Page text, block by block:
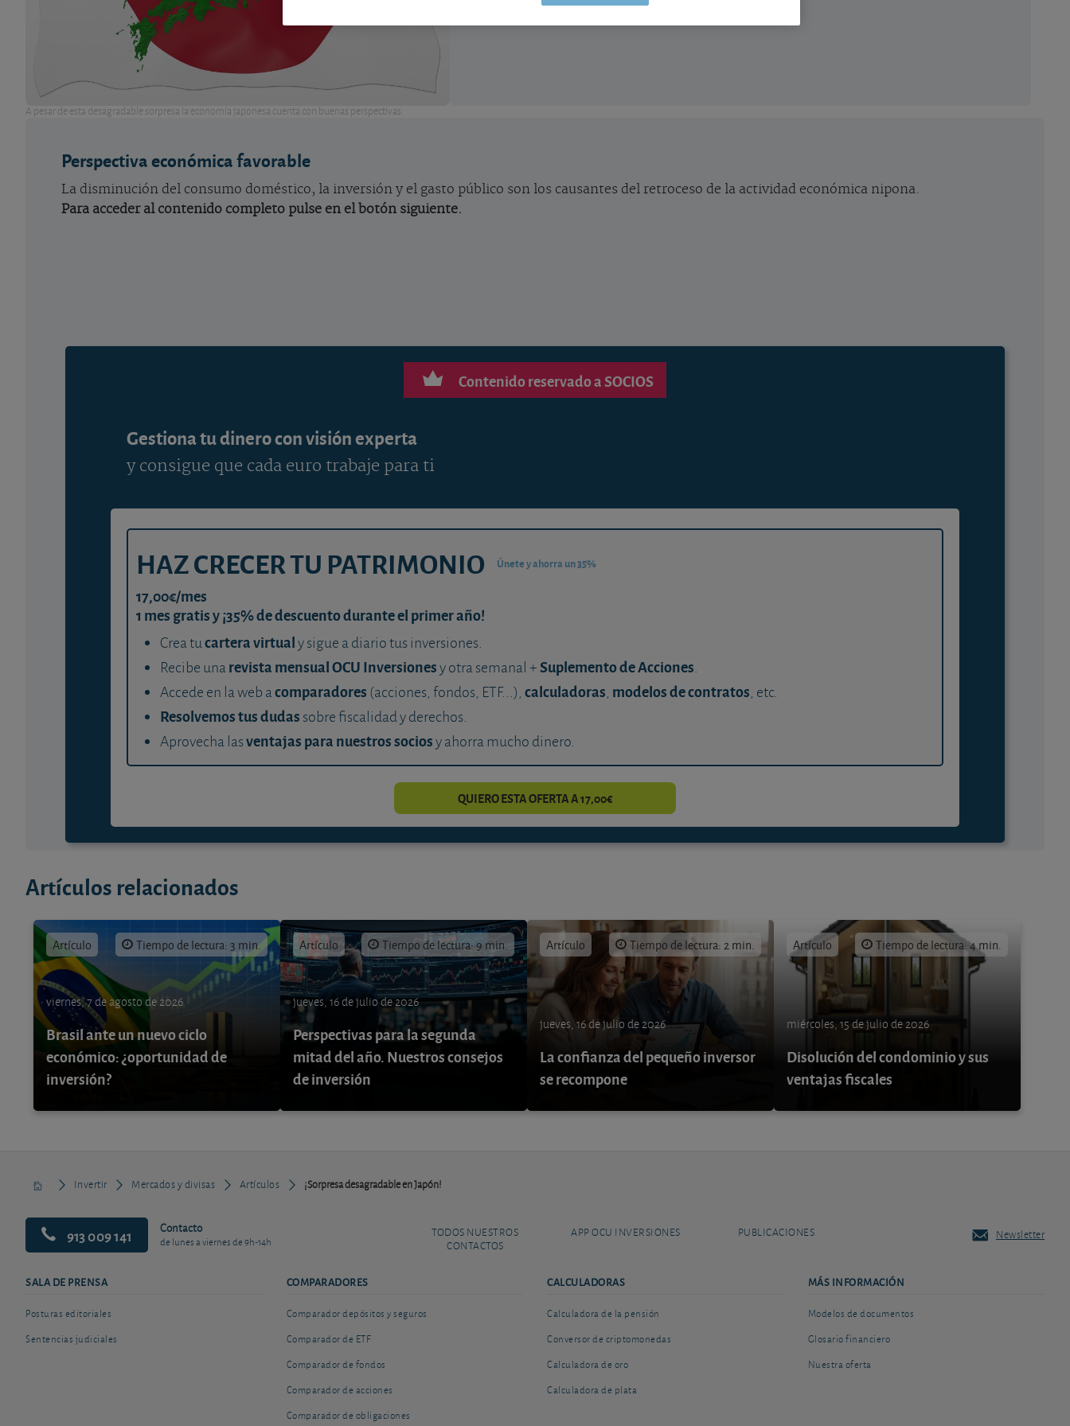
A pesar de esta desagradable sorpresa la economía japonesa cuenta con buenas perspectivas.
Perspectiva económica favorable
La disminución del consumo doméstico, la inversión y el gasto público son los causantes del retroceso de la actividad económica nipona.
Para acceder al contenido completo pulse en el botón siguiente.
Contenido reservado a SOCIOS
Gestiona tu dinero con visión experta
y consigue que cada euro trabaje para ti
HAZ CRECER TU PATRIMONIO Únete y ahorra un 35%
17,00€/mes
1 mes gratis y ¡35% de descuento durante el primer año!
Crea tucartera virtualy sigue a diario tus inversiones.
Recibe unarevista mensual OCU Inversionesy otra semanal +Suplemento de Acciones.
Accede en la web acomparadores (acciones, fondos, ETF...), calculadoras, modelos de contratos, etc.
Resolvemos tus dudas sobre fiscalidad y derechos.
Aprovecha lasventajas para nuestros sociosy ahorra mucho dinero.
QUIERO ESTA OFERTA A 17,00€
Artículos relacionados
Artículo Tiempo de lectura: 3 min.
viernes, 7 de agosto de 2026
Brasil ante un nuevo ciclo
económico: ¿oportunidad de
inversión?
Artículo Tiempo de lectura: 9 min.
jueves, 16 de julio de 2026
Perspectivas para la segunda
mitad del año. Nuestros consejos
de inversión
Artículo Tiempo de lectura: 2 min.
jueves, 16 de julio de 2026
La confianza del pequeño inversor
se recompone
Artículo Tiempo de lectura: 4 min.
miércoles, 15 de julio de 2026
Disolución del condominio y sus
ventajas fiscales
Invertir Mercados y divisas Artículos ¡Sorpresa desagradable en Japón!
913 009 141 Contacto
de lunes a viernes de 9h-14h
TODOS NUESTROS
CONTACTOS
APP OCU INVERSIONES PUBLICACIONES Newsletter
SALA DE PRENSA
Posturas editoriales
Sentencias judiciales
COMPARADORES
Comparador depósitos y seguros
Comparador de ETF
Comparador de fondos
Comparador de acciones
Comparador de obligaciones
CALCULADORAS
Calculadora de la pensión
Conversor de criptomonedas
Calculadora de oro
Calculadora de plata
MÁS INFORMACIÓN
Modelos de documentos
Glosario financiero
Nuestra oferta